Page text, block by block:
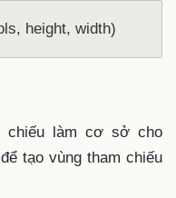
height, width)
chiếu làm cơ sở cho
tạo vùng tham chiếu